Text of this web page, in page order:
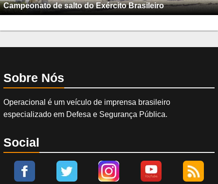
Campeonato de salto do Exército Brasileiro
Sobre Nós
Operacional é um veículo de imprensa brasileiro
especializado em Defesa e Segurança Pública.
Social